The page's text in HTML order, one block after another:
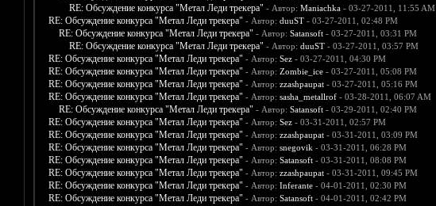
RE: Обсуждение конкурса "Метал Леди трекера" - Автор: Maniachka- 03-27-2011, 11:55 AM
RE: Обсуждение конкурса "Метал Леди трекера" - Автор: duuST- 03-27-2011, 02:48 PM
RE: Обсуждение конкурса "Метал Леди трекера" - Автор: Satansoft- 03-27-2011, 03:31 PM
RE: Обсуждение конкурса "Метал Леди трекера" - Автор: duuST- 03-27-2011, 03:57 PM
RE: Обсуждение конкурса "Метал Леди трекера" - Автор: Sez- 03-27-2011, 04:30 PM
RE: Обсуждение конкурса "Метал Леди трекера" - Автор: Zombie_ice- 03-27-2011, 05:08 PM
RE: Обсуждение конкурса "Метал Леди трекера" - Автор: zzashpaupat- 03-27-2011, 05:16 PM
RE: Обсуждение конкурса "Метал Леди трекера" - Автор: sasha_metallrof- 03-28-2011, 06:07 AM
RE: Обсуждение конкурса "Метал Леди трекера" - Автор: Satansoft- 03-29-2011, 02:40 PM
RE: Обсуждение конкурса "Метал Леди трекера" - Автор: Sez- 03-31-2011, 02:57 PM
RE: Обсуждение конкурса "Метал Леди трекера" - Автор: zzashpaupat- 03-31-2011, 03:09 PM
RE: Обсуждение конкурса "Метал Леди трекера" - Автор: snegovik - 03-31-2011, 06:28 PM
RE: Обсуждение конкурса "Метал Леди трекера" - Автор: Satansoft- 03-31-2011, 08:08 PM
RE: Обсуждение конкурса "Метал Леди трекера" - Автор: zzashpaupat- 03-31-2011, 09:45 PM
RE: Обсуждение конкурса "Метал Леди трекера" - Автор: Inferante- 04-01-2011, 02:30 PM
RE: Обсуждение конкурса "Метал Леди трекера" - Автор: Satansoft- 04-01-2011, 02:42 PM